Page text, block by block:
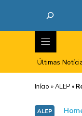
Últimas
Início »ALEP »
ALEP